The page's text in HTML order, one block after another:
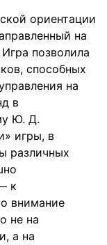
ориентации
на
позволила
способных
на
в
Ю. Д.
игры, в
различных
к
внимание
не на
а на